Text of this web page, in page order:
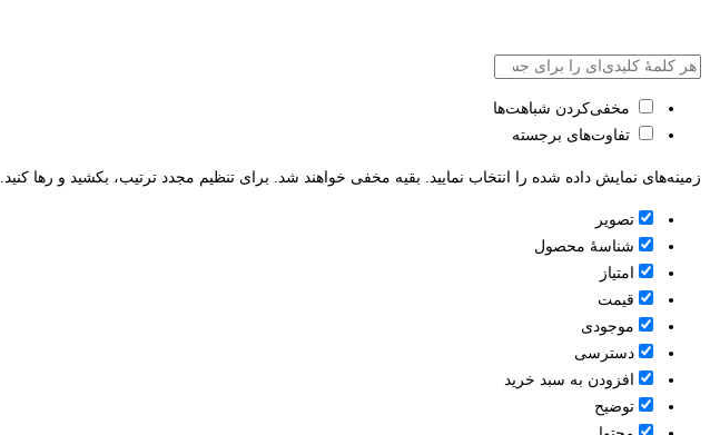
مخفی‌کردن شباهت‌ها
تفاوت‌های برجسته
زمینه‌های نمایش داده شده را انتخاب نمایید. بقیه مخفی خواهند شد. برای تنظیم مجدد ترتیب، بکشید و رها کنید.
تصویر
شناسۀ محصول
امتیاز
قيمت
موجودی
دسترسی
افزودن به سبد خرید
توضیح